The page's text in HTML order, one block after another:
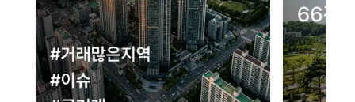
다시 시도